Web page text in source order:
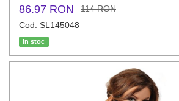
86.97 RON
114 RON
Cod: SL145048
In stoc